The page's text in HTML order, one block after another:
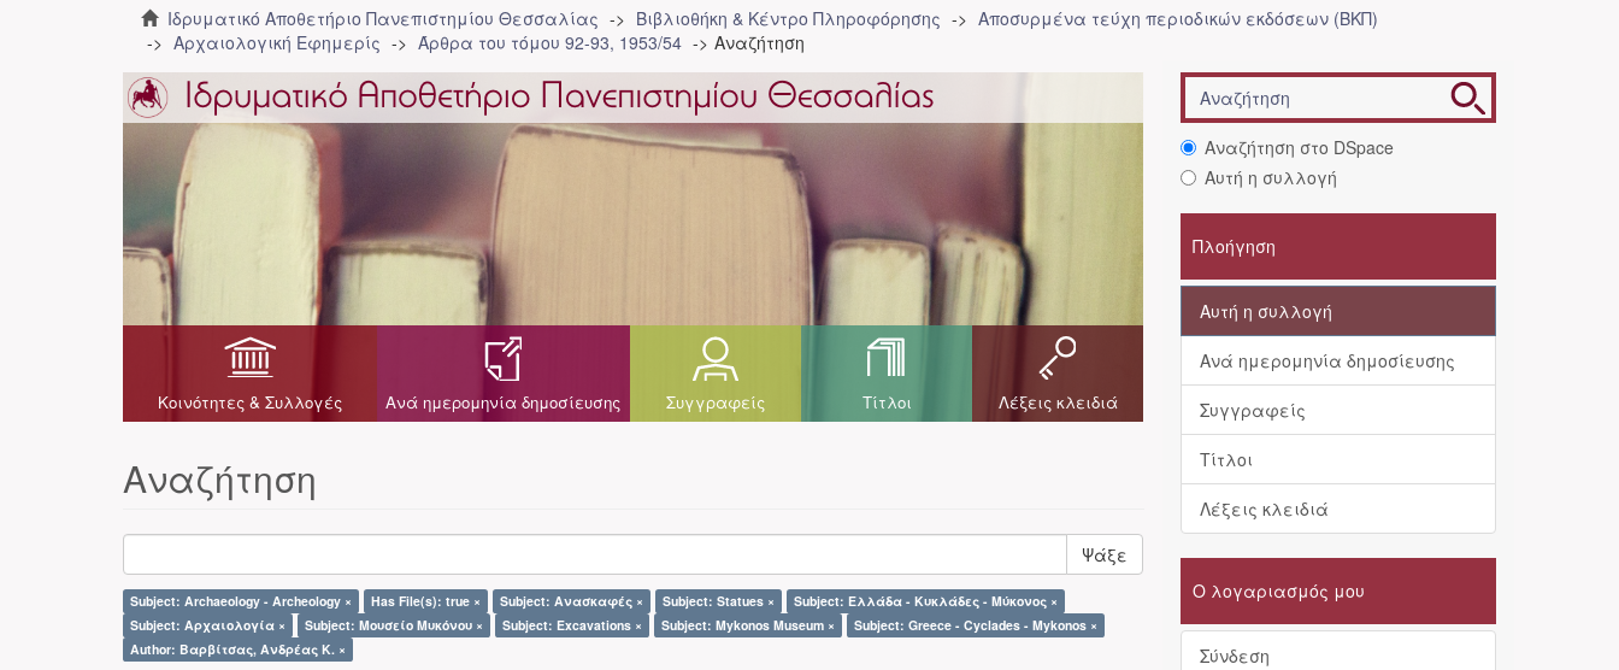
Ιδρυματικό Αποθετήριο Πανεπιστημίου Θεσσαλίας Βιβλιοθήκη & Κέντρο Πληροφόρησης
Αποσυρμένα τεύχη περιοδικών εκδόσεων (ΒΚΠ)
Αρχαιολογική Εφημερίς
Άρθρα του τόμου 92-93, 1953/54 Αναζήτηση
Κοινότητες & Συλλογές Ανά ημερομηνία δημοσίευσης Συγγραφείς Τίτλοι Λέξεις κλειδιά
Αναζήτηση
Ψάξε
Subject: Archaeology - Archeology × Has File(s): true × Subject: Ανασκαφές × Subject: Statues ×
Subject: Ελλάδα - Κυκλάδες - Μύκονος ×
Subject: Αρχαιολογία ×
Subject: Μουσείο Μυκόνου × Subject: Excavations × Subject: Mykonos Museum ×
Subject: Greece - Cyclades - Mykonos ×
Author: Βαρβίτσας, Ανδρέας Κ. ×
Αναζήτηση στο DSpace
Αυτή η συλλογή
Πλοήγηση
Αυτή η συλλογή
Ανά ημερομηνία δημοσίευσης
Συγγραφείς
Τίτλοι
Λέξεις κλειδιά
Ο λογαριασμός μου
Σύνδεση